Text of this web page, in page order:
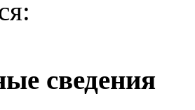
сведения